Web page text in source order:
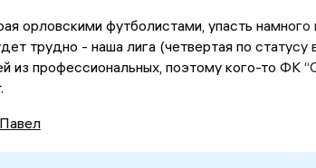
орловскими футболистами, упасть намного
трудно - наша лига (четвертая по статусу
из профессиональных, поэтому кого-то ФК